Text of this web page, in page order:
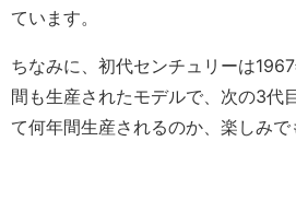
ています。
ちなみに、初代センチュリーは
間も生産されたモデルで、次の3代
て何年間生産されるのか、楽しみで